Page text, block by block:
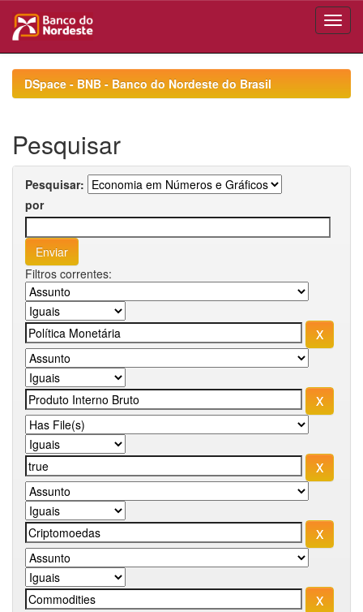
navigationDSpace - BNB - Banco do Nordeste do Brasil
Pesquisar
Pesquisar:
por
Filtros correntes: